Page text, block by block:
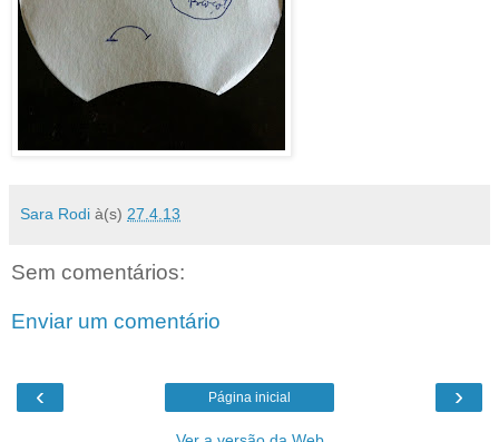
Sara Rodi à(s) 27.4.13
Sem comentários:
Enviar um comentário
‹ ›
Página inicial